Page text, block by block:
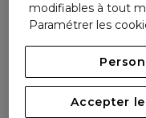
modifiables à tout
Paramétrer les
Accepter